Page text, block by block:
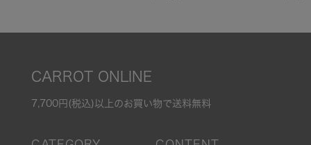
CARROT ONLINE
7,700円(税込)以上のお買い物で送料無料